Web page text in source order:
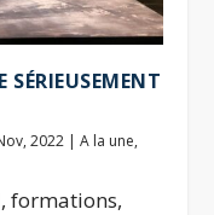
2022 |A la une,
formations,